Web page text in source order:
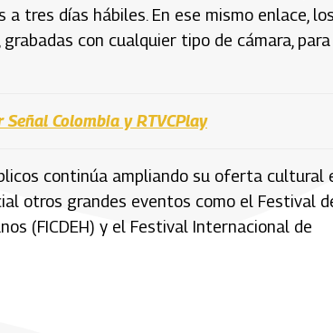
tres días hábiles. En ese mismo enlace,
con cualquier tipo de cámara, para
Colombia y RTVCPlay
continúa ampliando su oferta cultural
otros grandes eventos como el Festival
(FICDEH) y el Festival Internacional de